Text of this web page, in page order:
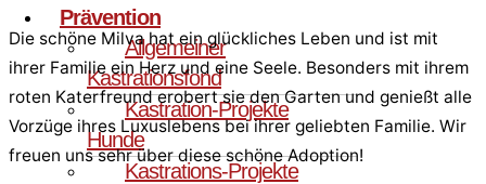
Prävention
Allgemeiner
Kastrationsfond
Kastration-Projekte
Hunde
Kastrations-Projekte
Die schöne Milva hat ein glückliches Leben und ist mit
ihrer Familie ein Herz und eine Seele. Besonders mit ihrem
roten Katerfreund erobert sie den Garten und genießt alle
Vorzüge ihres Luxuslebens bei ihrer geliebten Familie. Wir
freuen uns sehr über diese schöne Adoption!